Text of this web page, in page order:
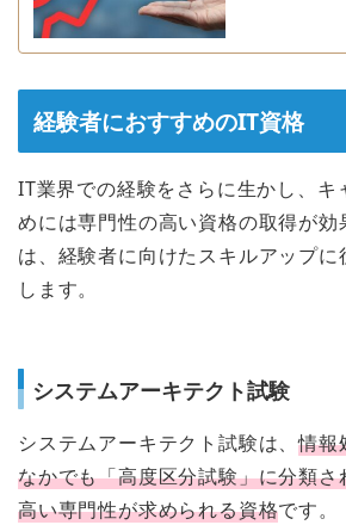
経験者におすすめのIT資格
IT業界での経験をさらに生かし、キ
めには専門性の高い資格の取得が効
は、経験者に向けたスキルアップに
します。
システムアーキテクト試験
システムアーキテクト試験は、情報
なかでも「高度区分試験」に分類
高い専門性が求められる資格です。